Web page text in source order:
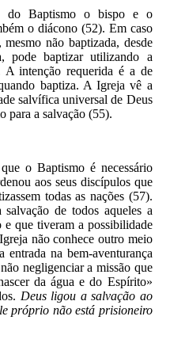
do Baptismo o bispo e o
o diácono (52). Em caso
mesmo não baptizada, desde
pode baptizar utilizando a
intenção requerida é a de
baptiza. A Igreja vê a
salvífica universal de Deus
para a salvação (55).
o Baptismo é necessário
aos seus discípulos que
todas as nações (57).
de todos aqueles a
que tiveram a possibilidade
não conhece outro meio
na bem-aventurança
negligenciar a missão que
da água e do Espírito»
Deus ligou a salvação ao
próprio não está prisioneiro